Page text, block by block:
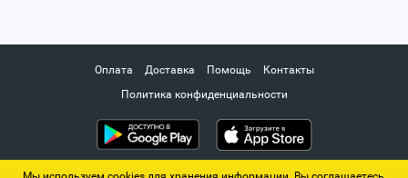
Оплата Доставка Помощь
Контакты
Политика конфиденциальности